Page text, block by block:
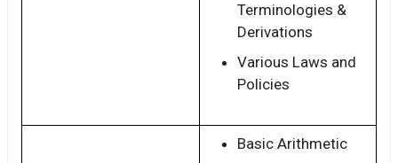
Terminologies &
Derivations
Various Laws and
Policies
Basic Arithmetic